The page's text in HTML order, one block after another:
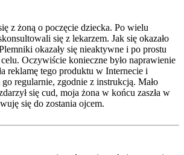
z żoną o poczęcie dziecka. Po wielu
się z lekarzem. Jak się okazało
okazały się nieaktywne i po prostu
Oczywiście konieczne było naprawienie
reklamę tego produktu w Internecie i
go regularnie, zgodnie z instrukcją. Mało
się cud, moja żona w końcu zaszła w
się do zostania ojcem.